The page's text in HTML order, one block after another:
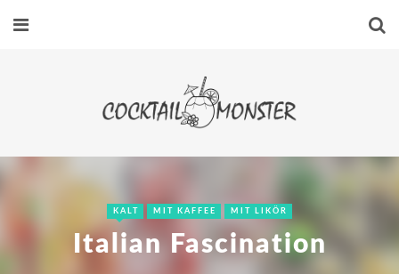
KALT MIT KAFFEE MIT LIKÖR
Italian Fascination